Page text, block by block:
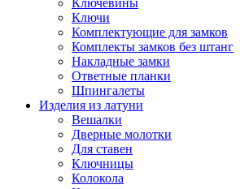
Ключи
Комплектующие для замков
Комплекты замков без штанг
Накладные замки
Ответные планки
Шпингалеты
Изделия из латуни
Вешалки
Дверные молотки
Для ставен
Ключницы
Колокола